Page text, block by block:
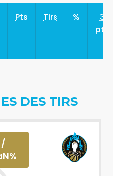
Pts Tirs %
3
pts
DES TIRS
/
%